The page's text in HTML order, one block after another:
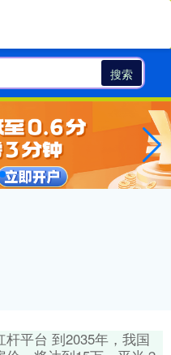
搜索
杆平台 到2035年，我国